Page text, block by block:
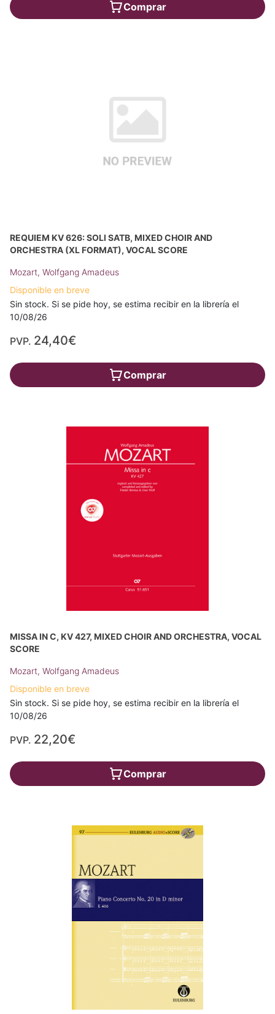
Comprar
REQUIEM KV 626: SOLI SATB, MIXED CHOIR AND
ORCHESTRA (XL FORMAT), VOCAL SCORE
Mozart, Wolfgang Amadeus
Disponible en breve
Sin stock. Si se pide hoy, se estima recibir en la librería el
10/08/26
PVP. 24,40€
Comprar
MISSA IN C, KV 427, MIXED CHOIR AND ORCHESTRA, VOCAL
SCORE
Mozart, Wolfgang Amadeus
Disponible en breve
Sin stock. Si se pide hoy, se estima recibir en la librería el
10/08/26
PVP. 22,20€
Comprar